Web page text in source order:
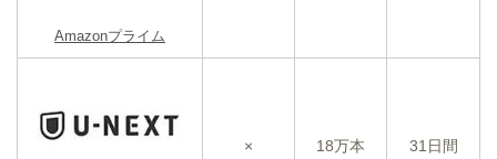
Amazonプライム
× 18万本 31日間